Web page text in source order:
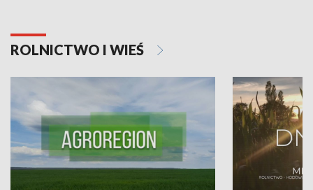
ROLNICTWO I WIEŚ